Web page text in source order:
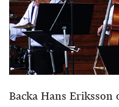
Backa Hans Eriksson